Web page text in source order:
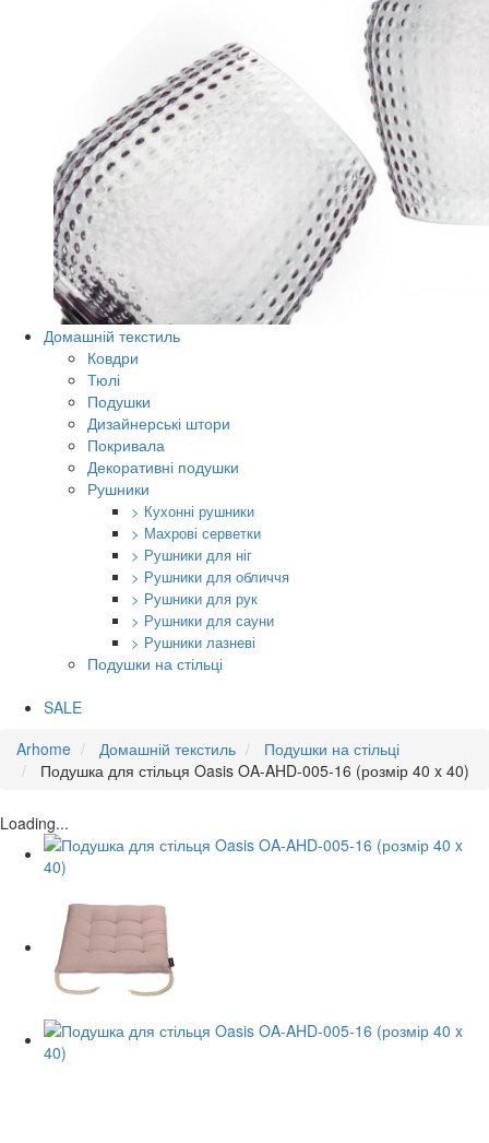
Домашній текстиль
Ковдри
Тюлі
Подушки
Дизайнерські штори
Покривала
Декоративні подушки
Рушники
> Кухонні рушники
> Махрові серветки
> Рушники для ніг
> Рушники для обличчя
> Рушники для рук
> Рушники для сауни
> Рушники лазневі
Подушки на стільці
SALE
Arhome
Домашній текстиль
Подушки на стільці
Подушка для стільця Oasis OA-AHD-005-16 (розмір 40 x 40)
Loading...